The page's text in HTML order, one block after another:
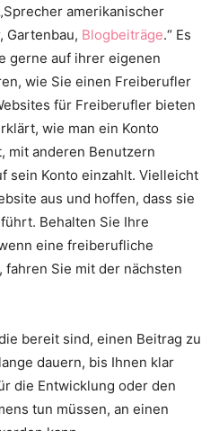
amerikanischer
Gartenbau, Blogbeiträge.“ Es
gerne auf ihrer eigenen
wie Sie einen Freiberufler
für Freiberufler bieten
wie man ein Konto
mit anderen Benutzern
sein Konto einzahlt. Vielleicht
aus und hoffen, dass sie
Behalten Sie Ihre
eine freiberufliche
Sie mit der nächsten
bereit sind, einen Beitrag zu
dauern, bis Ihnen klar
die Entwicklung oder den
tun müssen, an einen